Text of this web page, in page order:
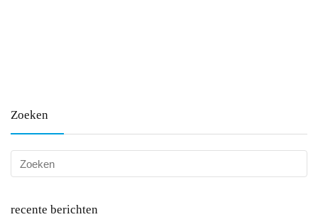
Zoeken
recente berichten